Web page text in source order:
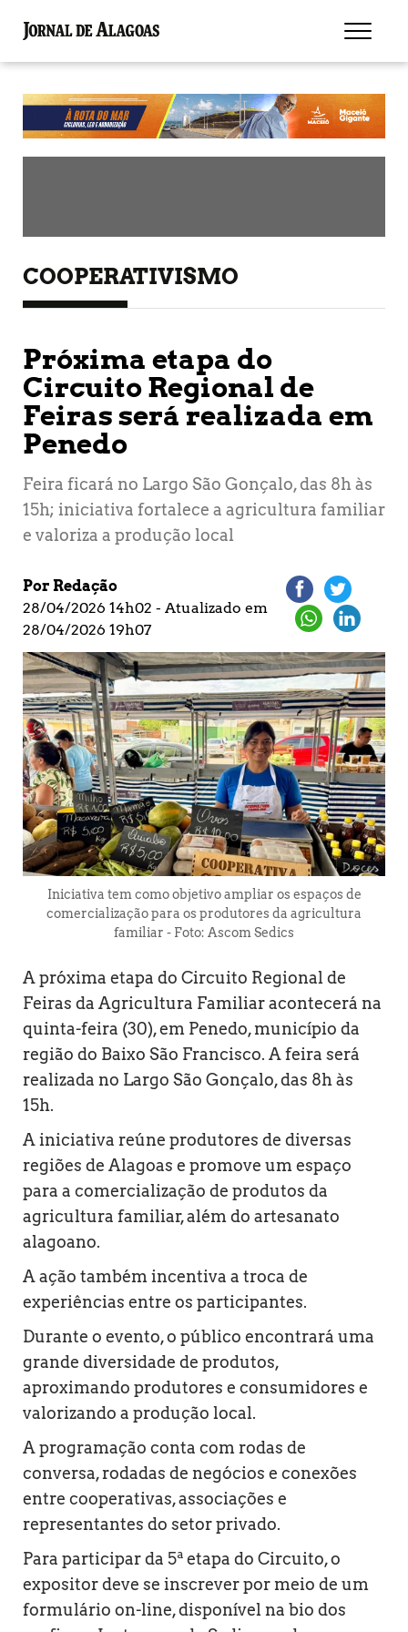
COOPERATIVISMO
Próxima etapa do
Circuito Regional de
Feiras será realizada em
Penedo
Feira ficará no Largo São Gonçalo, das 8h às
15h; iniciativa fortalece a agricultura familiar
e valoriza a produção local
Por Redação
28/04/2026 14h02 - Atualizado em
28/04/2026 19h07
Iniciativa tem como objetivo ampliar os espaços de
comercialização para os produtores da agricultura
familiar - Foto: Ascom Sedics
A próxima etapa do Circuito Regional de
Feiras da Agricultura Familiar acontecerá na
quinta-feira (30), em Penedo, município da
região do Baixo São Francisco. A feira será
realizada no Largo São Gonçalo, das 8h às
15h.
A iniciativa reúne produtores de diversas
regiões de Alagoas e promove um espaço
para a comercialização de produtos da
agricultura familiar, além do artesanato
alagoano.
A ação também incentiva a troca de
experiências entre os participantes.
Durante o evento, o público encontrará uma
grande diversidade de produtos,
aproximando produtores e consumidores e
valorizando a produção local.
A programação conta com rodas de
conversa, rodadas de negócios e conexões
entre cooperativas, associações e
representantes do setor privado.
Para participar da 5ª etapa do Circuito, o
expositor deve se inscrever por meio de um
formulário on-line, disponível na bio dos